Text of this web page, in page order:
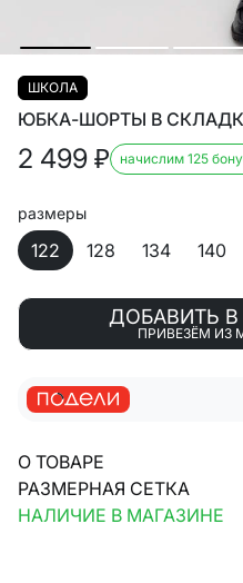
ШКОЛА
ЮБКА-ШОРТЫ В
2 499 ₽ начислим 125
размеры
122 128 134 140
ДОБАВИТЬ В
ПРИВЕЗЁМ ИЗ
О ТОВАРЕ
РАЗМЕРНАЯ СЕТКА
НАЛИЧИЕ В МАГАЗИНЕ